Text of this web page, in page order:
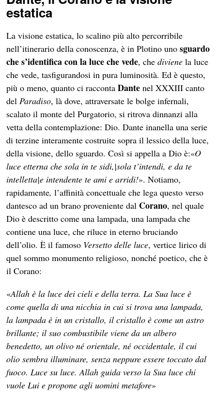
estatica
La visione estatica, lo scalino più alto percorribile
nell’itinerario della conoscenza, è in Plotino unosguardo
che s’identifica con la luce che vede, chedivienela luce
che vede, tasfigurandosi in pura luminosità. Ed è questo,
più o meno, quanto ci raccontaDante nel XXXIII canto
del Paradiso, là dove, attraversate le bolge infernali,
scalato il monte del Purgatorio, si ritrova dinnanzi alla
vetta della contemplazione: Dio. Dante inanella una serie
di terzine interamente costruite sopra il lessico della luce,
della visione, dello sguardo. Così si appella a Dio è:«O
luce etterna che sola in te sidi,|sola t’intendi, e da te
intelletta|e intendente te ami e arridi!». Notiamo,
rapidamente, l’affinità concettuale che lega questo verso
dantesco ad un brano proveniente dal Corano, nel quale
Dio è descritto come una lampada, una lampada che
contiene una luce, che riluce in eterno bruciando
dell’olio. È il famoso Versetto delle luce, vertice lirico di
quel sommo monumento religioso, nonché poetico, che è
il Corano:
«Allah è la luce dei cieli e della terra. La Sua luce è
come quella di una nicchia in cui si trova una lampada,
la lampada è in un cristallo, il cristallo è come un astro
brillante; il suo combustibile viene da un albero
benedetto, un olivo né orientale, né occidentale, il cui
olio sembra illuminare, senza neppure essere toccato dal
fuoco. Luce su luce. Allah guida verso la Sua luce chi
vuole Lui e propone agli uomini metafore»